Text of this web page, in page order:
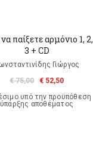
παίξετε αρμόνιο 1, 2,
3 + CD
Γιώργος
€ 75,00
€ 52,50
υπό την προϋπόθεση
ύπαρξης αποθέματος